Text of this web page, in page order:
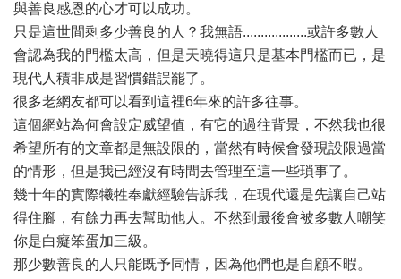
與善良感恩的心才可以成功。
只是這世間剩多少善良的人？我無語..................或許多數人
會認為我的門檻太高，但是天曉得這只是基本門檻而已，是
現代人積非成是習慣錯誤罷了。
很多老網友都可以看到這裡6年來的許多往事。
這個網站為何會設定威望值，有它的過往背景，不然我也很
希望所有的文章都是無設限的，當然有時候會發現設限過當
的情形，但是我已經沒有時間去管理至這一些瑣事了。
幾十年的實際犧牲奉獻經驗告訴我，在現代還是先讓自己站
得住腳，有餘力再去幫助他人。不然到最後會被多數人嘲笑
你是白癡笨蛋加三級。
那少數善良的人只能既予同情，因為他們也是自顧不暇。